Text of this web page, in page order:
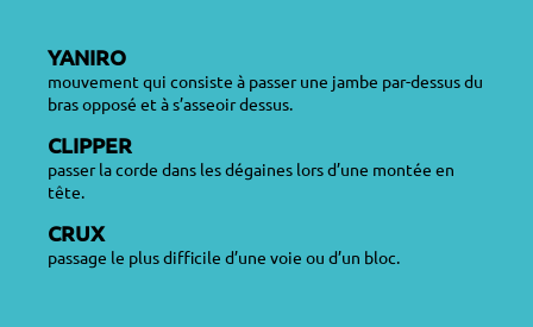
YANIRO
mouvement qui consiste à passer une jambe par-dessus du
bras opposé et à s’asseoir dessus.
CLIPPER
passer la corde dans les dégaines lors d’une montée en
tête.
CRUX
passage le plus difficile d’une voie ou d’un bloc.